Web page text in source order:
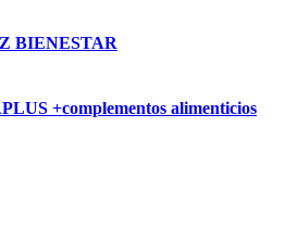
BIENESTAR
+complementos alimenticios